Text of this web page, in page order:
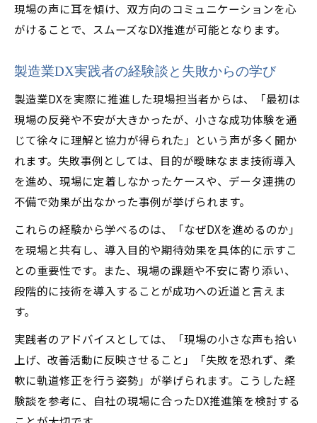
現場の声に耳を傾け、双方向のコミュニケーションを心
がけることで、スムーズなDX推進が可能となります。
製造業DX実践者の経験談と失敗からの学び
製造業DXを実際に推進した現場担当者からは、「最初は
現場の反発や不安が大きかったが、小さな成功体験を通
じて徐々に理解と協力が得られた」という声が多く聞か
れます。失敗事例としては、目的が曖昧なまま技術導入
を進め、現場に定着しなかったケースや、データ連携の
不備で効果が出なかった事例が挙げられます。
これらの経験から学べるのは、「なぜDXを進めるのか」
を現場と共有し、導入目的や期待効果を具体的に示すこ
との重要性です。また、現場の課題や不安に寄り添い、
段階的に技術を導入することが成功への近道と言えま
す。
実践者のアドバイスとしては、「現場の小さな声も拾い
上げ、改善活動に反映させること」「失敗を恐れず、柔
軟に軌道修正を行う姿勢」が挙げられます。こうした経
験談を参考に、自社の現場に合ったDX推進策を検討する